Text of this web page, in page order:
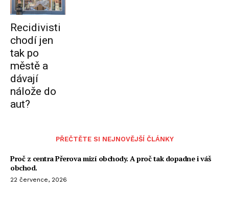
Recidivisti
chodí jen
tak po
městě a
dávají
nálože do
aut?
PŘEČTĚTE SI NEJNOVĚJŠÍ ČLÁNKY
Proč z centra Přerova mizí obchody. A proč tak dopadne i váš
obchod.
22 července, 2026